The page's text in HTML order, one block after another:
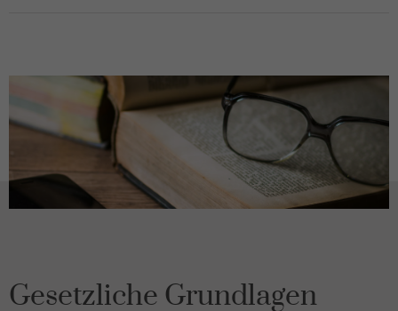
Gesetzliche Grundlagen